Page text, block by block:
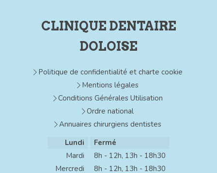
CLINIQUE DENTAIRE
DOLOISE
Politique de confidentialité et charte cookie
Mentions légales
Conditions Générales Utilisation
Ordre national
Annuaires chirurgiens dentistes
Lundi
Fermé
Mardi
8h - 12h, 13h - 18h30
Mercredi
8h - 12h, 13h - 18h30